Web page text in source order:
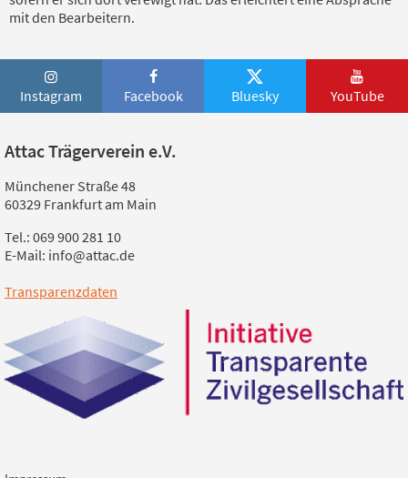
mit den Bearbeitern.
Instagram Facebook Bluesky YouTube
Attac Trägerverein e.V.
Münchener Straße 48
60329 Frankfurt am Main
Tel.: 069 900 281 10
E-Mail: info@attac.de
Transparenzdaten